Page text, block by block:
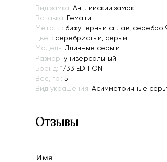
Вид замка: Английский замок
Вставка: Гематит
Металл: бижутерный сплав, серебро
Цвет: серебристый, серый
Модель: Длинные серьги
Размер: универсальный
Бренд: 1/33 EDITION
Вес, гр.: 5
Вид украшения: Асимметричные
Отзывы